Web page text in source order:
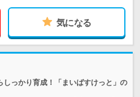
気になる
しっかり育成！「まいばすけっと」の